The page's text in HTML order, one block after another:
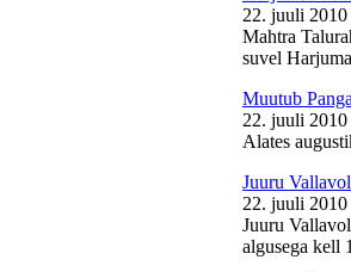
22. juuli 2010
Mahtra
suvel
Muutub
22. juuli 2010
Alates
Juuru
22. juuli 2010
Juuru
algusega kell